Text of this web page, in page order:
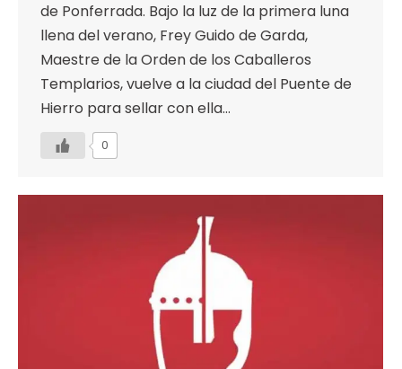
de Ponferrada. Bajo la luz de la primera luna
llena del verano, Frey Guido de Garda,
Maestre de la Orden de los Caballeros
Templarios, vuelve a la ciudad del Puente de
Hierro para sellar con ella…
0